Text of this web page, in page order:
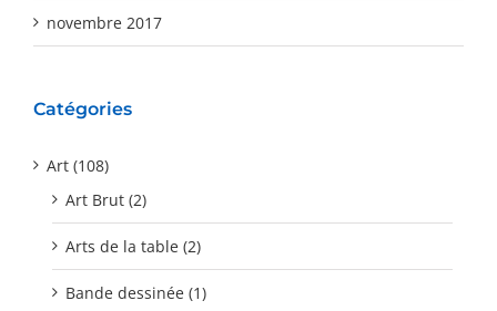
novembre 2017
Catégories
Art (108)
Art Brut (2)
Arts de la table (2)
Bande dessinée (1)